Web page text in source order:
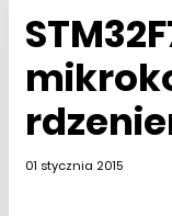
01 stycznia 2015